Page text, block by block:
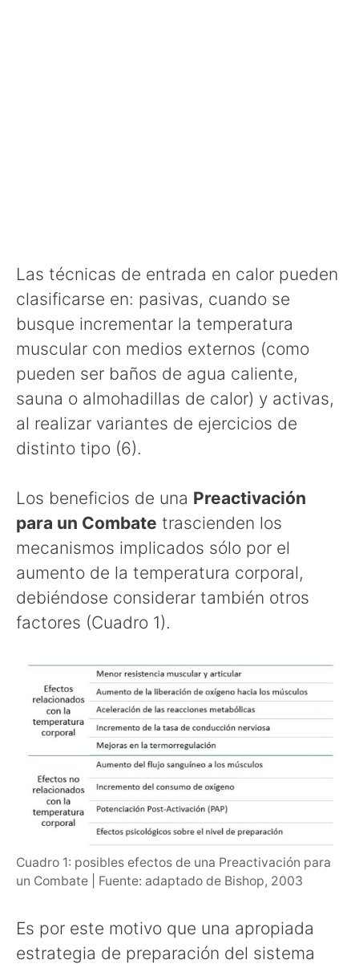
Las técnicas de entrada en calor pueden
clasificarse en: pasivas, cuando se
busque incrementar la temperatura
muscular con medios externos (como
pueden ser baños de agua caliente,
sauna o almohadillas de calor) y activas,
al realizar variantes de ejercicios de
distinto tipo (6).
Los beneficios de una Preactivación
para un Combate trascienden los
mecanismos implicados sólo por el
aumento de la temperatura corporal,
debiéndose considerar también otros
factores (Cuadro 1).
Cuadro 1: posibles efectos de una Preactivación para
un Combate | Fuente: adaptado de Bishop, 2003
Es por este motivo que una apropiada
estrategia de preparación del sistema